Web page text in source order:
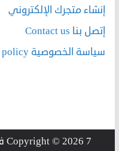
إنشاء متجرك الإلكتروني
إتصل بنا Contact us
سياسة الخصوصية Privacy policy
Copyright © 2026 7 فنون